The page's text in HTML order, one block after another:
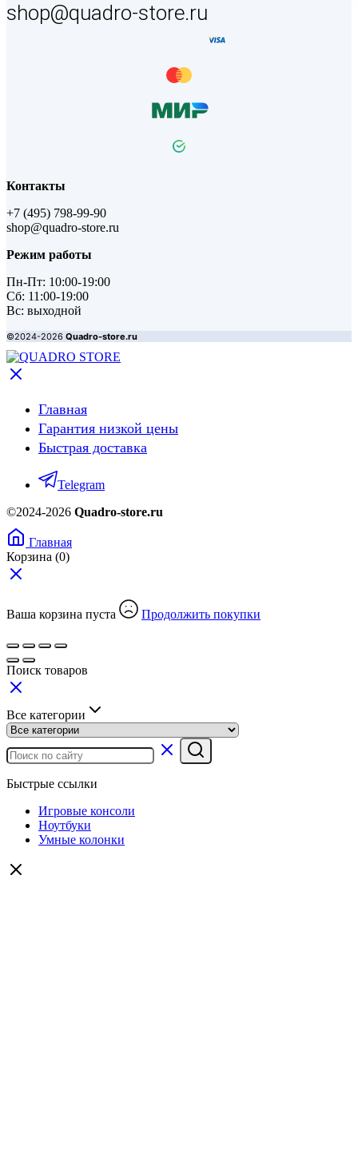
shop@quadro-store.ru
Контакты
+7 (495) 798-99-90
shop@quadro-store.ru
Режим работы
Пн-Пт: 10:00-19:00
Сб: 11:00-19:00
Вс: выходной
©2024-2026 Quadro-store.ru
Главная
Гарантия низкой цены
Быстрая доставка
Telegram
©2024-2026 Quadro-store.ru
Главная
Корзина (0)
Ваша корзина пуста Продолжить покупки
Поиск товаров
Все категории
Быстрые ссылки
Игровые консоли
Ноутбуки
Умные колонки